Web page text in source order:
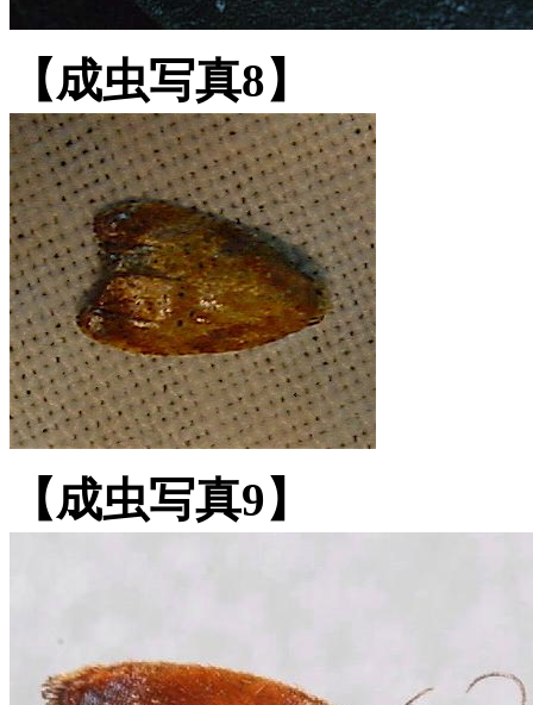
【成虫写真8】
【成虫写真9】